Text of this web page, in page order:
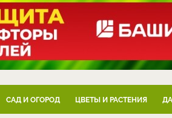
САД И ОГОРОД ЦВЕТЫ И РАСТЕНИЯ